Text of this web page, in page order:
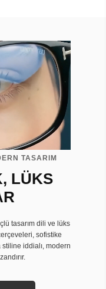
TASARIM
LÜKS
tasarım dili ve lüks
sofistike
stiline iddialı, modern